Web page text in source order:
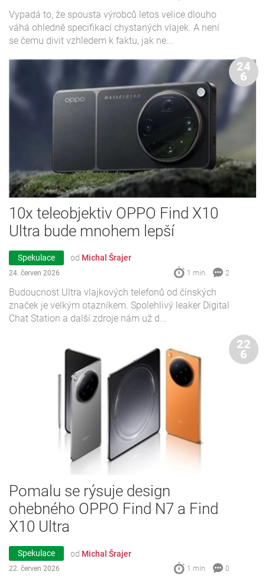
Vypadá to, že spousta výrobců letos velice dlouho
váhá ohledně specifikací chystaných vlajek. A není
se čemu divit vzhledem k faktu, jak ne...
10x teleobjektiv OPPO Find X10
Ultra bude mnohem lepší
Spekulace od Michal Šrajer
24. červen 2026 1 min. 2
Budoucnost Ultra vlajkových telefonů od čínských
značek je velkým otazníkem. Spolehlivý leaker Digital
Chat Station a další zdroje nám už d...
24
6
Pomalu se rýsuje design
ohebného OPPO Find N7 a Find
X10 Ultra
Spekulace od Michal Šrajer
22. červen 2026 1 min. 0
22
6